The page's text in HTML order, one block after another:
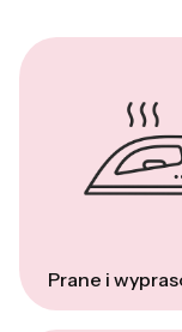
Prane i